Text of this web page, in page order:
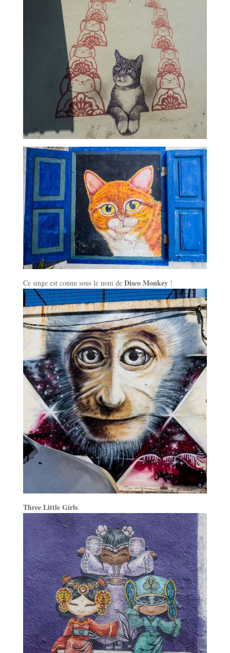
Ce singe est connu sous le nom de Disco Monkey!
Three Little Girls